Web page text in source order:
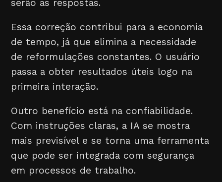
serão as respostas.
Essa correção contribui para a economia
de tempo, já que elimina a necessidade
de reformulações constantes. O usuário
passa a obter resultados úteis logo na
primeira interação.
Outro benefício está na confiabilidade.
Com instruções claras, a IA se mostra
mais previsível e se torna uma ferramenta
que pode ser integrada com segurança
em processos de trabalho.